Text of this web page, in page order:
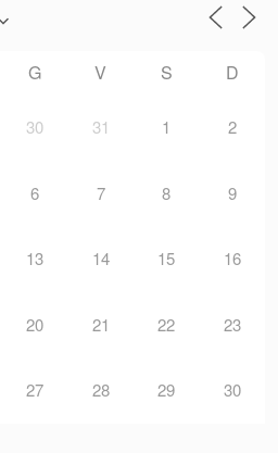
G V S D
30 31 1 2
6 7 8 9
13 14 15 16
20 21 22 23
27 28 29 30